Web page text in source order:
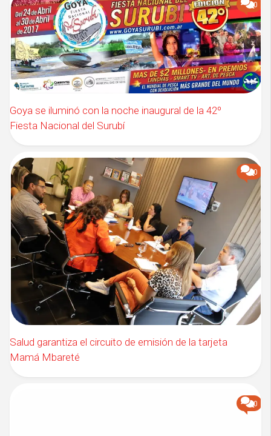
0
Goya se iluminó con la noche inaugural de la 42º
Fiesta Nacional del Surubí
0
Salud garantiza el circuito de emisión de la tarjeta
Mamá Mbareté
0